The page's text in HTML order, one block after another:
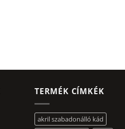
TERMÉK CÍMKÉK
akril szabadonálló kád